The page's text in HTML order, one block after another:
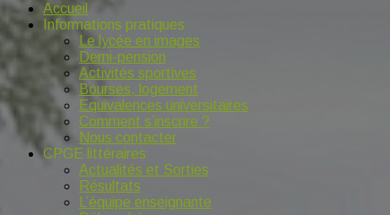
Accueil
Informations pratiques
Le lycée en images
Demi-pension
Activités sportives
Bourses, logement
Equivalences universitaires
Comment s’inscrire ?
Nous contacter
CPGE littéraires
Actualités et Sorties
Résultats
L’équipe enseignante